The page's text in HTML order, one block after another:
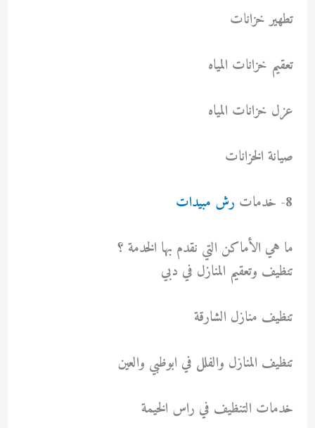
تطهير خزانات
تعقيم خزانات المياه
عزل خزانات المياه
صيانة الخزانات
8- خدمات
رش مبيدات
ما هي الأماكن التي نقدم بها الخدمة ؟
تنظيف وتعقيم المنازل في دبي
تنظيف منازل الشارقة
تنظيف المنازل والفلل في ابوظبي والعين
خدمات التنظيف في راس الخيمة